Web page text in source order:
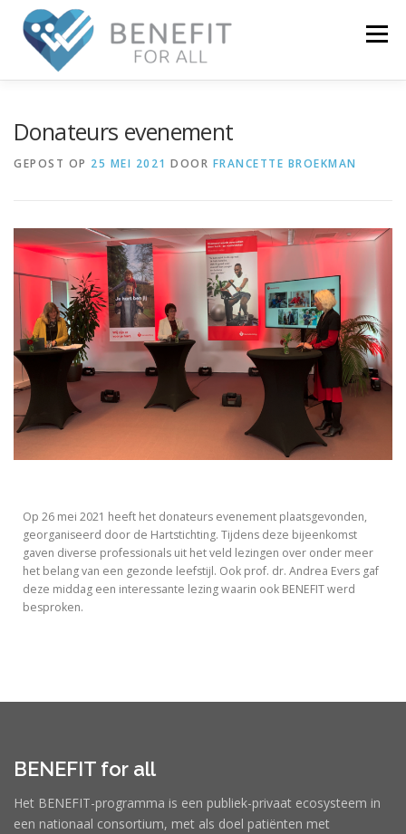
Menu
LOGIN
Donateurs evenement
GEPOST OP 25 MEI 2021 DOOR FRANCETTE BROEKMAN
Op 26 mei 2021 heeft het donateurs evenement plaatsgevonden,
georganiseerd door de Hartstichting. Tijdens deze bijeenkomst
gaven diverse professionals uit het veld lezingen over onder meer
het belang van een gezonde leefstijl. Ook prof. dr. Andrea Evers gaf
deze middag een interessante lezing waarin ook BENEFIT werd
besproken.
BENEFIT for all
Het BENEFIT-programma is een publiek-privaat ecosysteem in
een nationaal consortium, met als doel patiënten met